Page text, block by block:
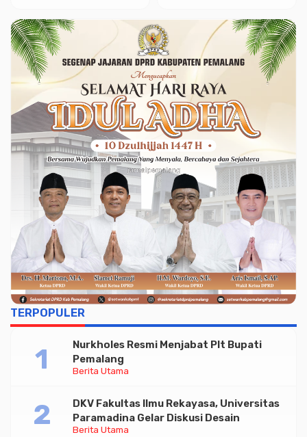
TERPOPULER
Berita Utama
Nurkholes Resmi Menjabat Plt Bupati
Pemalang
Berita Utama
DKV Fakultas Ilmu Rekayasa, Universitas
Paramadina Gelar Diskusi Desain